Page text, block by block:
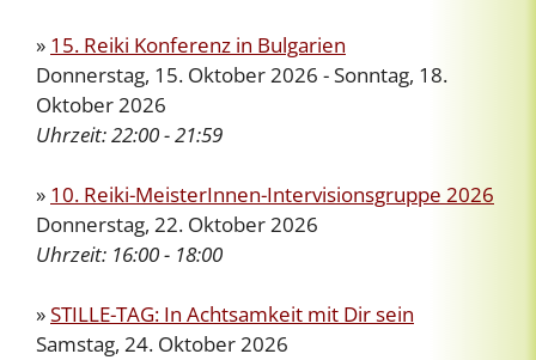
» 15. Reiki Konferenz in Bulgarien
Donnerstag, 15. Oktober 2026 - Sonntag, 18.
Oktober 2026
Uhrzeit:22:00 - 21:59
» 10. Reiki-MeisterInnen-Intervisionsgruppe 2026
Donnerstag, 22. Oktober 2026
Uhrzeit: 16:00 - 18:00
»STILLE-TAG: In Achtsamkeit mit Dir sein
Samstag, 24. Oktober 2026